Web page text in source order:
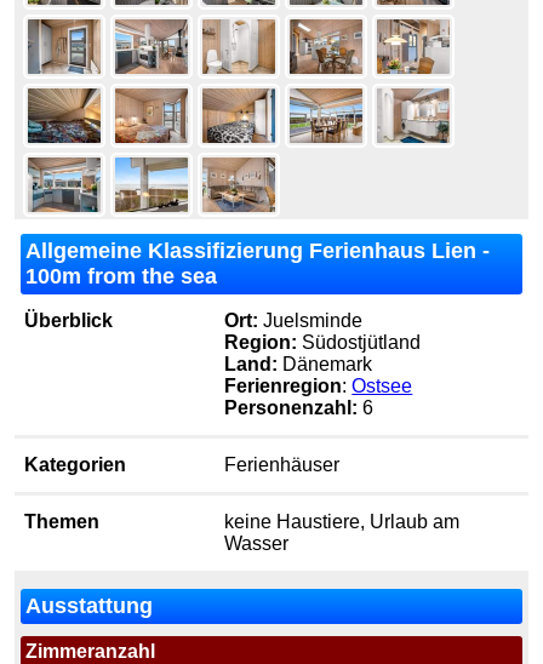
Allgemeine Klassifizierung Ferienhaus Lien -
100m from the sea
Überblick Ort: Juelsminde
Region: Südostjütland
Land: Dänemark
Ferienregion:Ostsee
Personenzahl: 6
Kategorien Ferienhäuser
Themen
keine Haustiere, Urlaub am
Wasser
Ausstattung
Zimmeranzahl